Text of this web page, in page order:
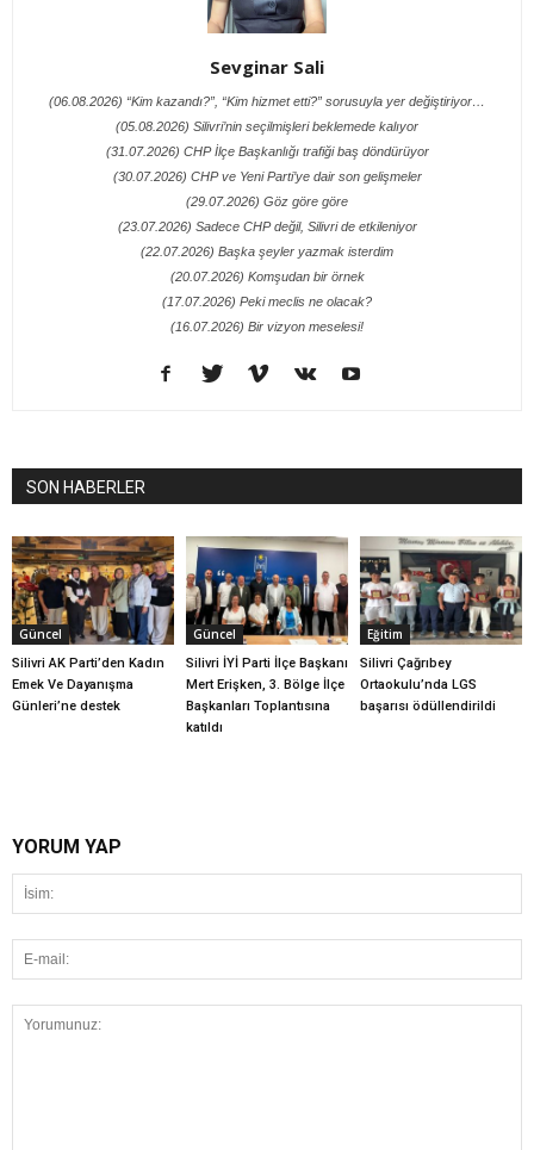
Sevginar Sali
(06.08.2026) “Kim kazandı?”, “Kim hizmet etti?” sorusuyla yer değiştiriyor…
(05.08.2026) Silivri’nin seçilmişleri beklemede kalıyor
(31.07.2026) CHP İlçe Başkanlığı trafiği baş döndürüyor
(30.07.2026) CHP ve Yeni Parti’ye dair son gelişmeler
(29.07.2026) Göz göre göre
(23.07.2026) Sadece CHP değil, Silivri de etkileniyor
(22.07.2026) Başka şeyler yazmak isterdim
(20.07.2026) Komşudan bir örnek
(17.07.2026) Peki meclis ne olacak?
(16.07.2026) Bir vizyon meselesi!
SON HABERLER
Güncel
Silivri AK Parti’den Kadın
Emek Ve Dayanışma
Günleri’ne destek
Güncel
Silivri İYİ Parti İlçe Başkanı
Mert Erişken, 3. Bölge İlçe
Başkanları Toplantısına
katıldı
Eğitim
Silivri Çağrıbey
Ortaokulu’nda LGS
başarısı ödüllendirildi
YORUM YAP